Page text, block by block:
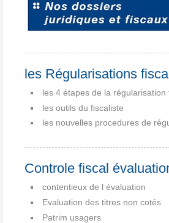
les Régularisations
les 4 étapes de la régularisation
les outils du fiscaliste
les nouvelles procedures de
Controle fiscal
contentieux de l évaluation
Evaluation des titres non cotés
Patrim usagers